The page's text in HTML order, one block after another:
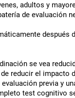
adultos y
de evaluación
después
se vea
reducir el impacto
previa y
test cognitivo